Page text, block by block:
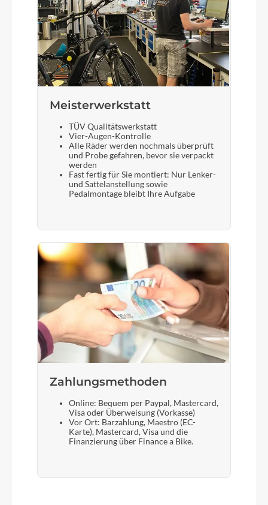
Meisterwerkstatt
TÜV Qualitätswerkstatt
Vier-Augen-Kontrolle
Alle Räder werden nochmals überprüft
und Probe gefahren, bevor sie verpackt
werden
Fast fertig für Sie montiert: Nur Lenker-
und Sattelanstellung sowie
Pedalmontage bleibt Ihre Aufgabe
Zahlungsmethoden
Online: Bequem per Paypal, Mastercard,
Visa oder Überweisung (Vorkasse)
Vor Ort: Barzahlung, Maestro (EC-
Karte), Mastercard, Visa und die
Finanzierung über Finance a Bike.